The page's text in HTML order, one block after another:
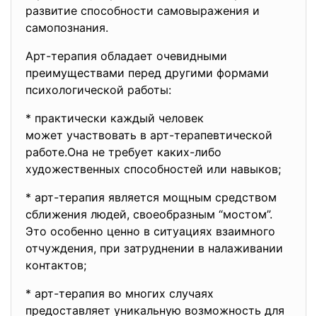
развитие способности самовыражения и
самопознания.
Арт-терапия обладает очевидными
преимуществами перед другими формами
психологической работы:
* практически каждый человек
может участвовать в арт-терапевтической
работе.Она не требует каких-либо
художественных способностей или навыков;
* арт-терапия является мощным средством
сближения людей, своеобразным “мостом”.
Это особенно ценно в ситуациях взаимного
отчуждения, при затруднении в налаживании
контактов;
* арт-терапия во многих случаях
предоставляет уникальную возможность для